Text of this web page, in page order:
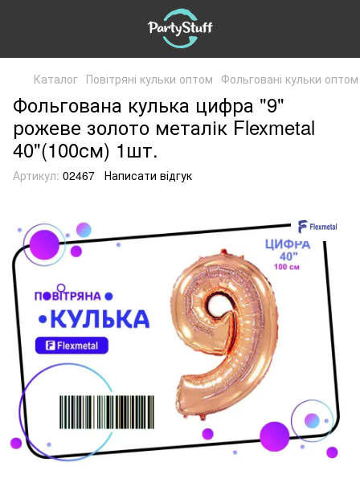
Каталог Повітряні кульки оптом Фольговані кульки оптом
Фольгована кулька цифра "9"
рожеве золото металік Flexmetal
40"(100см) 1шт.
Артикул: 02467 Написати відгук